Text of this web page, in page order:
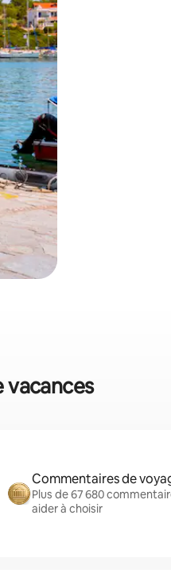
glisser.
vacances
Commentaires de
Plus de 67 680
aider à choisir